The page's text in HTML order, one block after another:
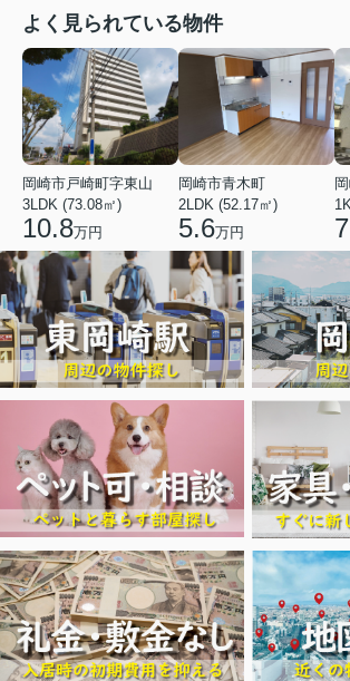
よく見られている物件
岡崎市戸崎町字東山
3LDK (73.08㎡)
10.8万円
岡崎市青木町
2LDK (52.17㎡)
5.6万円